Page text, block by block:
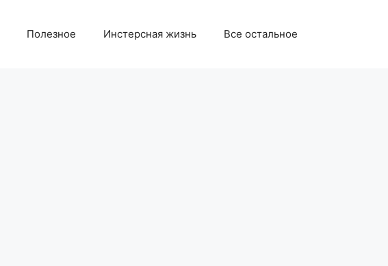
Полезное Инстерсная жизнь Все остальное